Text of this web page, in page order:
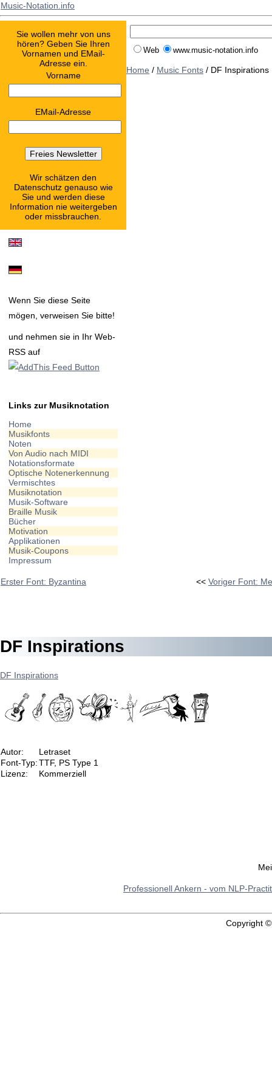
Music-Notation.info
Sie wollen mehr von uns
hören? Geben Sie Ihren
Vornamen und EMail-
Adresse ein.
Vorname
EMail-Adresse
Wir schätzen den
Datenschutz genauso wie
Sie und werden diese
Information nie weitergeben
oder missbrauchen.
Wenn Sie diese Seite
mögen, verweisen Sie bitte!
und nehmen sie in Ihr Web-
RSS auf
Links zur Musiknotation
Home
Musikfonts
Noten
Von Audio nach MIDI
Notationsformate
Optische Notenerkennung
Vermischtes
Musiknotation
Musik-Software
Braille Musik
Bücher
Motivation
Applikationen
Musik-Coupons
Impressum
Web www.music-notation.info
Home / Music Fonts / DF Inspirations
Erster Font: Byzantina << Voriger Font:
DF Inspirations
DF Inspirations
Autor:
Letraset
Font-Typ:TTF, PS Type 1
Lizenz:
Kommerziell
Professionell Ankern - vom NLP-
Copyright